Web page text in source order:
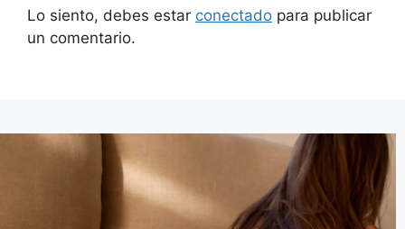
Lo siento, debes estar conectado para publicar
un comentario.